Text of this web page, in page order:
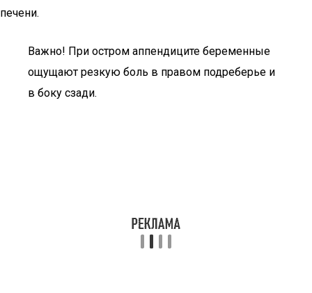
печени.
Важно! При остром аппендиците беременные
ощущают резкую боль в правом подреберье и
в боку сзади.